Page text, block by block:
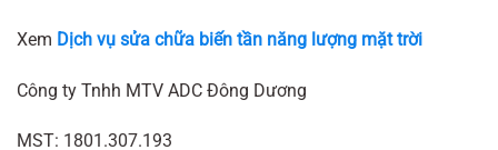
Xem Dịch vụ sửa chữa biến tần năng lượng mặt trời
Công ty Tnhh MTV ADC Đông Dương
MST: 1801.307.193